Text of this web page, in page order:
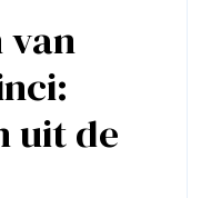
van
uit de